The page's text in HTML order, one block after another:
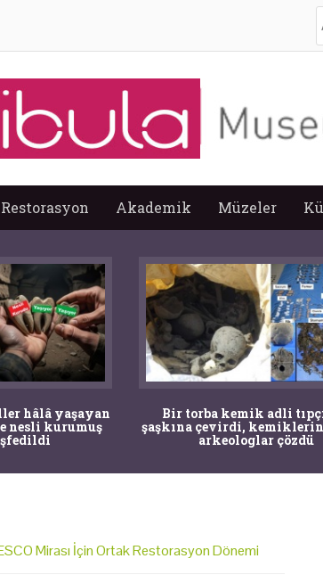
Restorasyon Akademik Müzeler
hâlâ yaşayan
nesli kurumuş
Bir torba kemik adli
şaşkına çevirdi, kemiklerin
arkeologlar çözdü
Mirası İçin Ortak Restorasyon Dönemi